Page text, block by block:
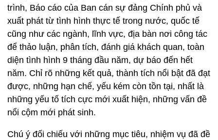
trình, Báo cáo của Ban cán sự đảng Chính phủ và
xuất phát từ tình hình thực tế trong nước, quốc tế
cũng như các ngành, lĩnh vực, địa bàn nơi công tác
để thảo luận, phân tích, đánh giá khách quan, toàn
diện tình hình 9 tháng đầu năm, dự báo đến hết
năm. Chỉ rõ những kết quả, thành tích nổi bật đã đạt
được, những hạn chế, yếu kém còn tồn tại, nhất là
những yếu tố tích cực mới xuất hiện, những vấn đề
nổi cộm mới phát sinh.
Chú ý đối chiếu với những mục tiêu, nhiệm vụ đã đề